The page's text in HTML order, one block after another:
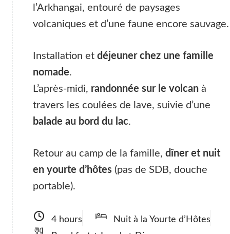
l’Arkhangai, entouré de paysages
volcaniques et d’une faune encore sauvage.
Installation et déjeuner chez une famille
nomade.
L’après-midi, randonnée sur le volcan à
travers les coulées de lave, suivie d’une
balade au bord du lac.
Retour au camp de la famille, dîner et nuit
en yourte d’hôtes (pas de SDB, douche
portable).
4 hours
Nuit à la Yourte d’Hôtes